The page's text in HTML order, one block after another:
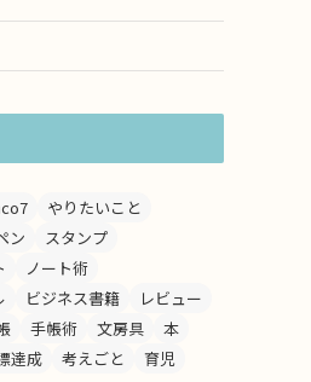
やりたいこと
ン
スタンプ
ノート術
ビジネス書籍
レビュー
手帳術 文房具
本
達成 考えごと 育児